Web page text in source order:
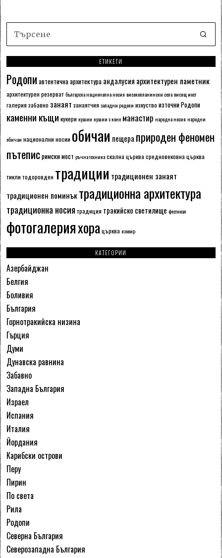
ЕТИКЕТИ
Родопи автентична архитектура андалусия архитектурен паметник
архитектурен резерват българска национална носия високопланински села висящ мост
галерия забавно занаят занаятчия западни родопи изкуство източни Родопи
каменни къщи кукери кушии кушии с коне манастир народна носия народни
обичаи национални носии обичаи пещера природен феномен
пътеписримски мост ръчна техника скална църквасредновековна църква
тикли тодоровден традиции традиционен занаят
традиционен поминъктрадиционна архитектура
традиционна носия традиция тракийско светилище фестивал
фотогалерияхорацърква язовир
КАТЕГОРИИ
Азербайджан
Белгия
Боливия
България
Горнотракийска низина
Гърция
Думи
Дунавска равнина
Забавно
Западна България
Израел
Испания
Италия
Йордания
Карибски острови
Перу
Пирин
По света
Рила
Родопи
Северна България
Северозападна България